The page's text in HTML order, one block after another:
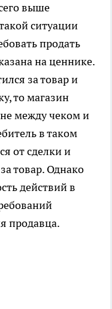
выше
ситуации
продать
на ценнике.
за товар и
то магазин
между чеком и
в таком
от сделки и
товар. Однако
действий в
продавца.